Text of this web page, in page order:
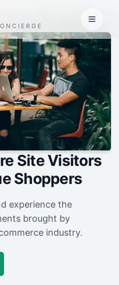
Site Visitors
Shoppers
experience the
brought by
industry.